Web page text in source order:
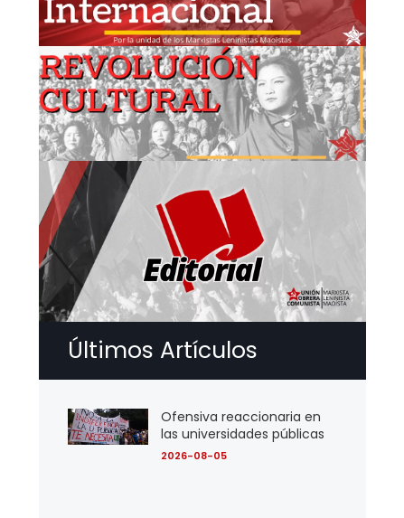
Últimos Artículos
Ofensiva reaccionaria en
las universidades públicas
2026-08-05